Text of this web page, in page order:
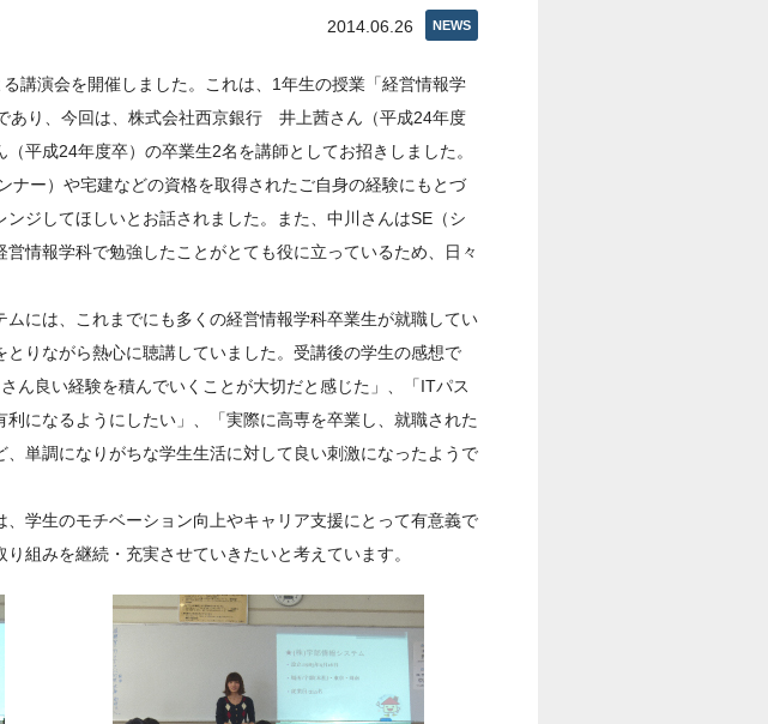
NEWS
2014.06.26
講演会を開催しました。これは、1年生の授業「経営情報学
あり、今回は、株式会社西京銀行 井上茜さん（平成24年度
平成24年度卒）の卒業生2名を講師としてお招きしました。
ナー）や宅建などの資格を取得されたご自身の経験にもとづ
ジしてほしいとお話されました。また、中川さんはSE（シ
情報学科で勉強したことがとても役に立っているため、日々
には、これまでにも多くの経営情報学科卒業生が就職してい
りながら熱心に聴講していました。受講後の学生の感想で
ん良い経験を積んでいくことが大切だと感じた」、「ITパス
になるようにしたい」、「実際に高専を卒業し、就職された
単調になりがちな学生生活に対して良い刺激になったようで
学生のモチベーション向上やキャリア支援にとって有意義で
組みを継続・充実させていきたいと考えています。